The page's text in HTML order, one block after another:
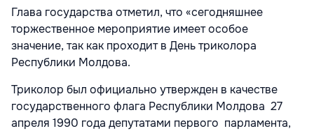
Глава государства отметил, что «сегодняшнее
торжественное мероприятие имеет особое
значение, так как проходит в День триколора
Республики Молдова.
Триколор был официально утвержден в качестве
государственного флага Республики Молдова 27
апреля 1990 года депутатами первого парламента,